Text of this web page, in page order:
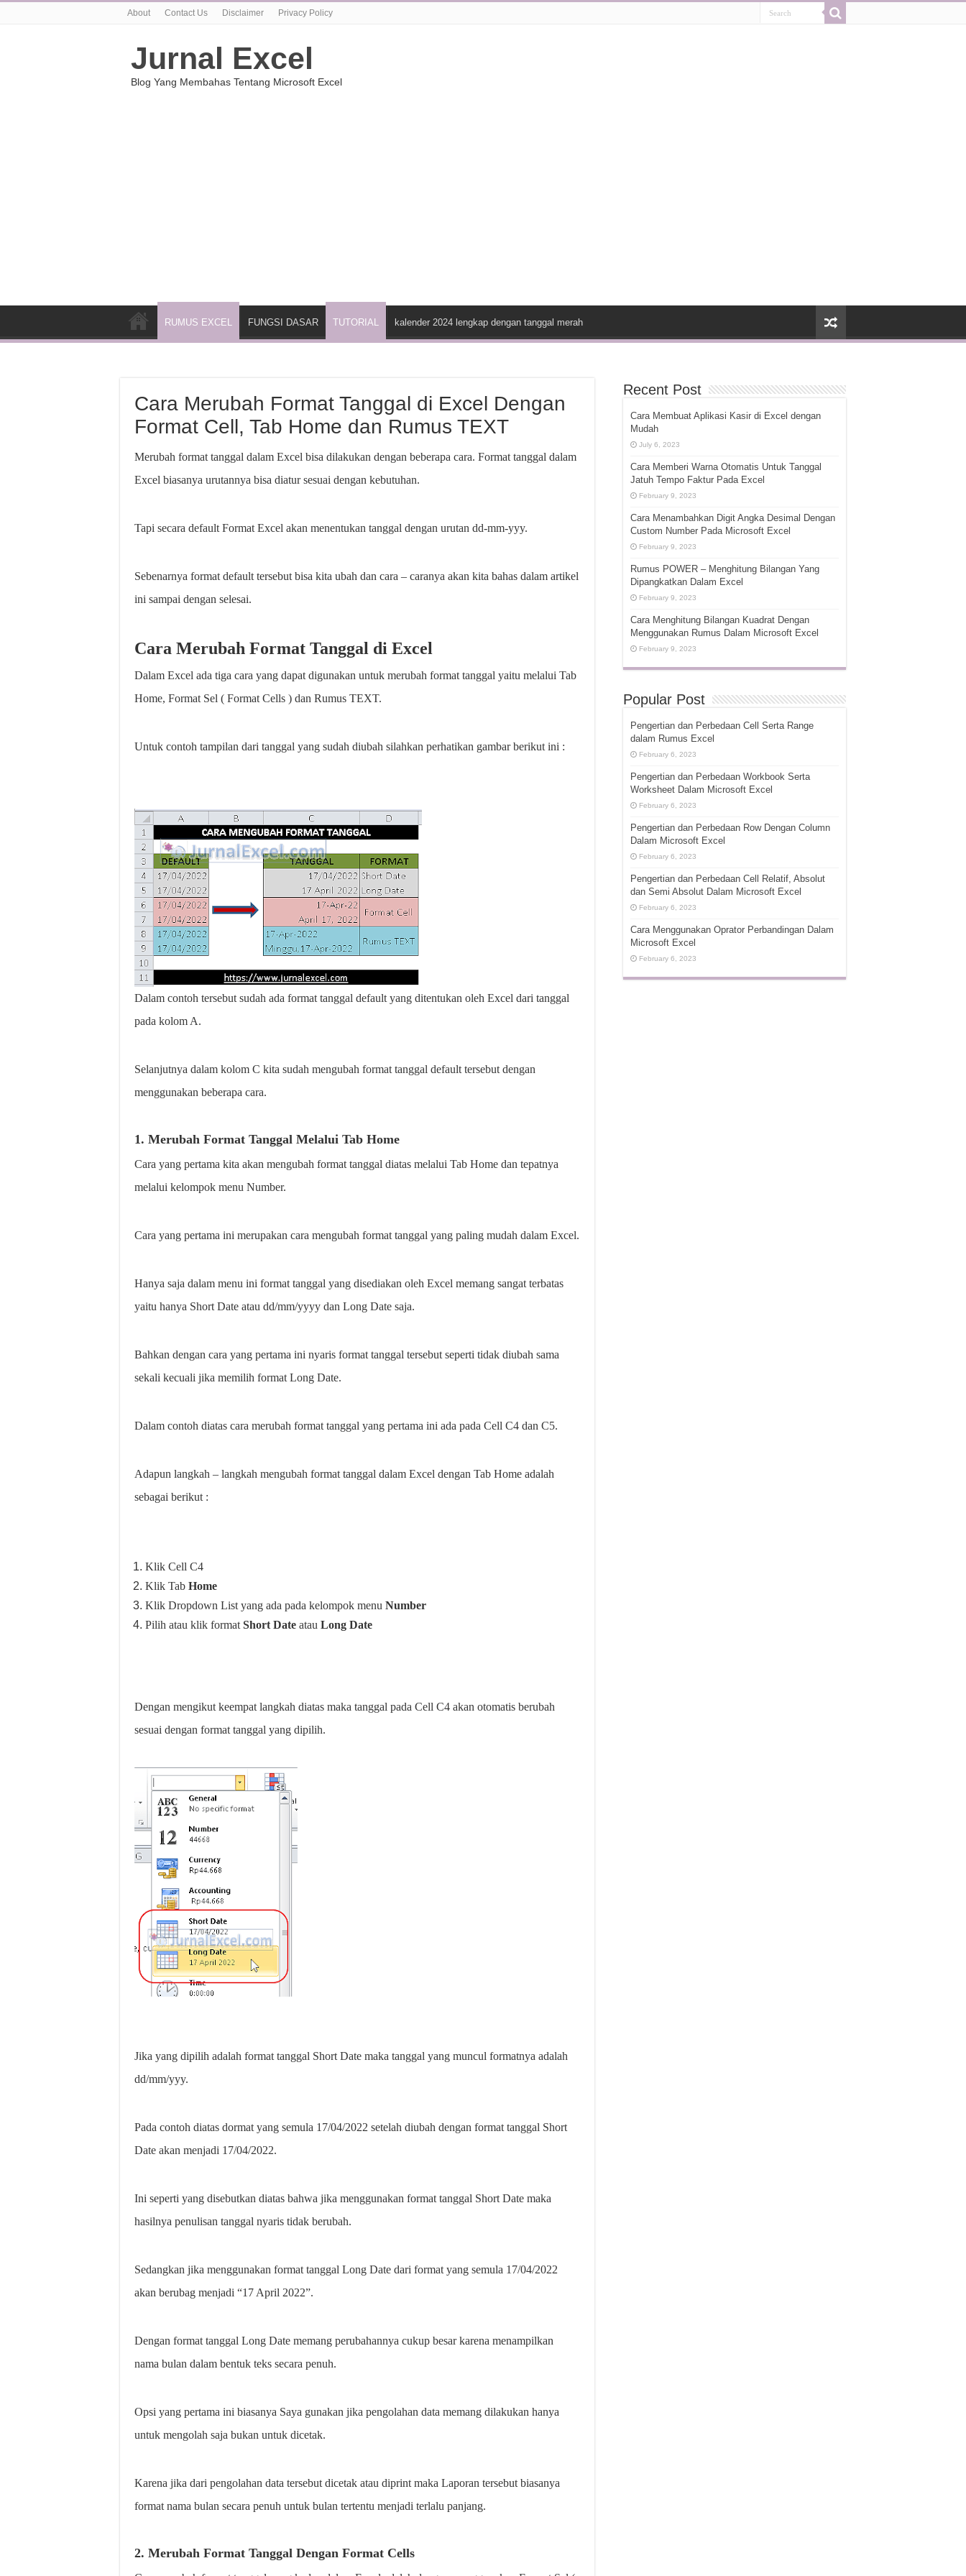
About Contact Us Disclaimer Privacy Policy
Jurnal Excel
Blog Yang Membahas Tentang Microsoft Excel
RUMUS EXCEL FUNGSI DASAR TUTORIAL kalender 2024 lengkap dengan tanggal merah
Cara Merubah Format Tanggal di Excel Dengan
Format Cell, Tab Home dan Rumus TEXT
Merubah format tanggal dalam Excel bisa dilakukan dengan beberapa cara. Format tanggal dalam
Excel biasanya urutannya bisa diatur sesuai dengan kebutuhan.
Tapi secara default Format Excel akan menentukan tanggal dengan urutan dd-mm-yyy.
Sebenarnya format default tersebut bisa kita ubah dan cara – caranya akan kita bahas dalam artikel
ini sampai dengan selesai.
Cara Merubah Format Tanggal di Excel
Dalam Excel ada tiga cara yang dapat digunakan untuk merubah format tanggal yaitu melalui Tab
Home, Format Sel ( Format Cells ) dan Rumus TEXT.
Untuk contoh tampilan dari tanggal yang sudah diubah silahkan perhatikan gambar berikut ini :
Dalam contoh tersebut sudah ada format tanggal default yang ditentukan oleh Excel dari tanggal
pada kolom A.
Selanjutnya dalam kolom C kita sudah mengubah format tanggal default tersebut dengan
menggunakan beberapa cara.
1. Merubah Format Tanggal Melalui Tab Home
Cara yang pertama kita akan mengubah format tanggal diatas melalui Tab Home dan tepatnya
melalui kelompok menu Number.
Cara yang pertama ini merupakan cara mengubah format tanggal yang paling mudah dalam Excel.
Hanya saja dalam menu ini format tanggal yang disediakan oleh Excel memang sangat terbatas
yaitu hanya Short Date atau dd/mm/yyyy dan Long Date saja.
Bahkan dengan cara yang pertama ini nyaris format tanggal tersebut seperti tidak diubah sama
sekali kecuali jika memilih format Long Date.
Dalam contoh diatas cara merubah format tanggal yang pertama ini ada pada Cell C4 dan C5.
Adapun langkah – langkah mengubah format tanggal dalam Excel dengan Tab Home adalah
sebagai berikut :
Klik Cell C4
Klik Tab Home
Klik Dropdown List yang ada pada kelompok menu Number
Pilih atau klik format Short Date atau Long Date
Dengan mengikut keempat langkah diatas maka tanggal pada Cell C4 akan otomatis berubah
sesuai dengan format tanggal yang dipilih.
Jika yang dipilih adalah format tanggal Short Date maka tanggal yang muncul formatnya adalah
dd/mm/yyy.
Pada contoh diatas dormat yang semula 17/04/2022 setelah diubah dengan format tanggal Short
Date akan menjadi 17/04/2022.
Ini seperti yang disebutkan diatas bahwa jika menggunakan format tanggal Short Date maka
hasilnya penulisan tanggal nyaris tidak berubah.
Sedangkan jika menggunakan format tanggal Long Date dari format yang semula 17/04/2022
akan berubag menjadi “17 April 2022”.
Dengan format tanggal Long Date memang perubahannya cukup besar karena menampilkan
nama bulan dalam bentuk teks secara penuh.
Opsi yang pertama ini biasanya Saya gunakan jika pengolahan data memang dilakukan hanya
untuk mengolah saja bukan untuk dicetak.
Karena jika dari pengolahan data tersebut dicetak atau diprint maka Laporan tersebut biasanya
format nama bulan secara penuh untuk bulan tertentu menjadi terlalu panjang.
2. Merubah Format Tanggal Dengan Format Cells
Recent Post
Cara Membuat Aplikasi Kasir di Excel dengan
Mudah
July 6, 2023
Cara Memberi Warna Otomatis Untuk Tanggal
Jatuh Tempo Faktur Pada Excel
February 9, 2023
Cara Menambahkan Digit Angka Desimal Dengan
Custom Number Pada Microsoft Excel
February 9, 2023
Rumus POWER – Menghitung Bilangan Yang
Dipangkatkan Dalam Excel
February 9, 2023
Cara Menghitung Bilangan Kuadrat Dengan
Menggunakan Rumus Dalam Microsoft Excel
February 9, 2023
Popular Post
Pengertian dan Perbedaan Cell Serta Range
dalam Rumus Excel
February 6, 2023
Pengertian dan Perbedaan Workbook Serta
Worksheet Dalam Microsoft Excel
February 6, 2023
Pengertian dan Perbedaan Row Dengan Column
Dalam Microsoft Excel
February 6, 2023
Pengertian dan Perbedaan Cell Relatif, Absolut
dan Semi Absolut Dalam Microsoft Excel
February 6, 2023
Cara Menggunakan Oprator Perbandingan Dalam
Microsoft Excel
February 6, 2023